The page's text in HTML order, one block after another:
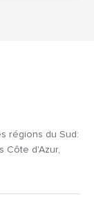
régions du Sud:
Côte d'Azur,